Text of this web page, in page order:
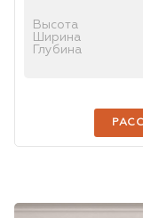
Высота
Ширина
Глубина